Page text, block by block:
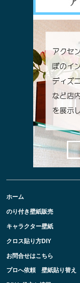
ホーム
のり付き壁紙販売
キャラクター壁紙
クロス貼り方DIY
お問合せはこちら
プロへ依頼 壁紙貼り替え